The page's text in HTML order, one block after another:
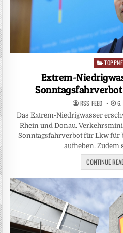
Posted
in
Extrem-
RSS-FEED 6.
Das Extrem-Niedrigwasser
Rhein und Donau.
Sonntagsfahrverbot für Lkw für
aufheben. Zudem
CONTINUE